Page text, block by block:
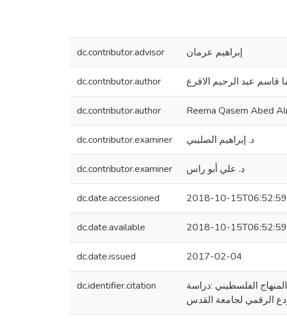
dc.contributor.advisor إبراهيم عرمان
dc.contributor.author قاسم عبد الرحيم الاقرع
dc.contributor.author Reema Qasem Abed
dc.contributor.examiner د. إبراهيم الصليبي
dc.contributor.examiner د. علي أبو راس
dc.date.accessioned 2018-10-
dc.date.available 2018-10-
dc.date.issued 2017-02-04
dc.identifier.citation
في المنهاج الفلسطيني :دراسة